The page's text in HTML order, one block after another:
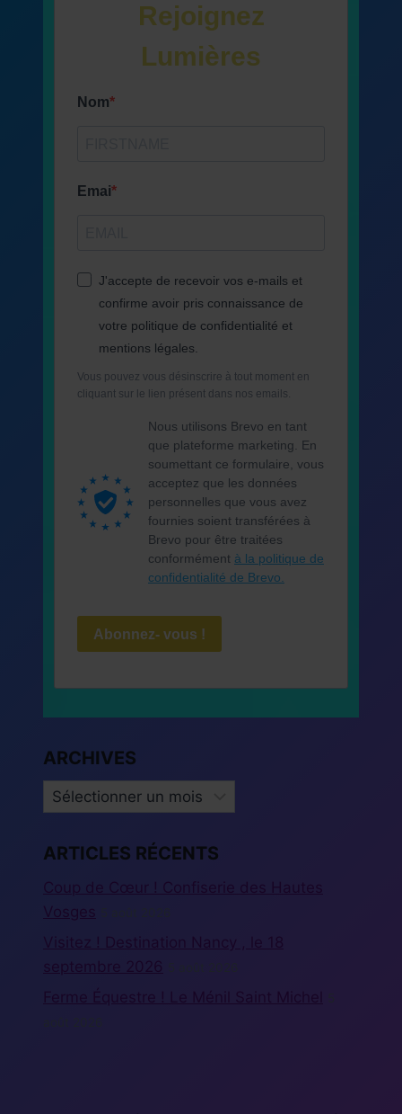
Rejoignez
Lumières
Nom
Emai
J'accepte de recevoir vos e-mails et
confirme avoir pris connaissance de
votre politique de confidentialité et
mentions légales.
Vous pouvez vous désinscrire à tout moment en
cliquant sur le lien présent dans nos emails.
Nous utilisons Brevo en tant
que plateforme marketing. En
soumettant ce formulaire, vous
acceptez que les données
personnelles que vous avez
fournies soient transférées à
Brevo pour être traitées
conformément à la politique de
confidentialité de Brevo.
Abonnez- vous !
ARCHIVES
ARCHIVES
ARTICLES RÉCENTS